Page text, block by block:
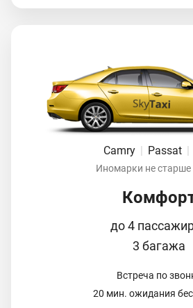
Camry Passat
Иномарки не старше
до 4
3 багажа
Встреча по
20 мин. ожидания